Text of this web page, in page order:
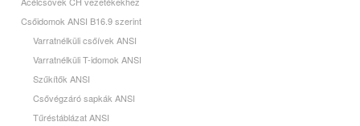
Csőidomok ANSI B16.9 szerint
Varratnélküli csőívek ANSI
Varratnélküli T-idomok ANSI
Szűkítők ANSI
Csővégzáró sapkák ANSI
Tűréstáblázat ANSI